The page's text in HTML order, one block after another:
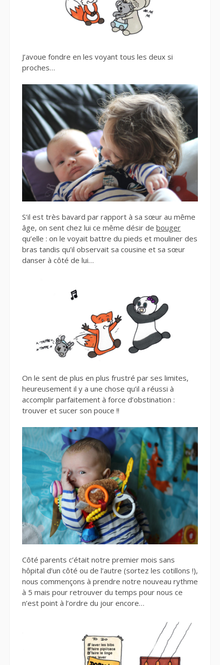
J’avoue fondre en les voyant tous les deux si
proches…
S’il est très bavard par rapport à sa sœur au même
âge, on sent chez lui ce même désir de bouger
qu’elle : on le voyait battre du pieds et mouliner des
bras tandis qu’il observait sa cousine et sa sœur
danser à côté de lui…
On le sent de plus en plus frustré par ses limites,
heureusement il y a une chose qu’il a réussi à
accomplir parfaitement à force d’obstination :
trouver et sucer son pouce !!
Côté parents c’était notre premier mois sans
hôpital d’un côté ou de l’autre (sortez les cotillons !),
nous commençons à prendre notre nouveau rythme
à 5 mais pour retrouver du temps pour nous ce
n’est point à l’ordre du jour encore…